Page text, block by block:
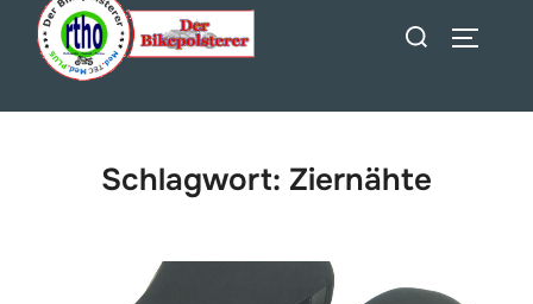
Inhalt
springen
Suchen
Schlagwort: Ziernähte